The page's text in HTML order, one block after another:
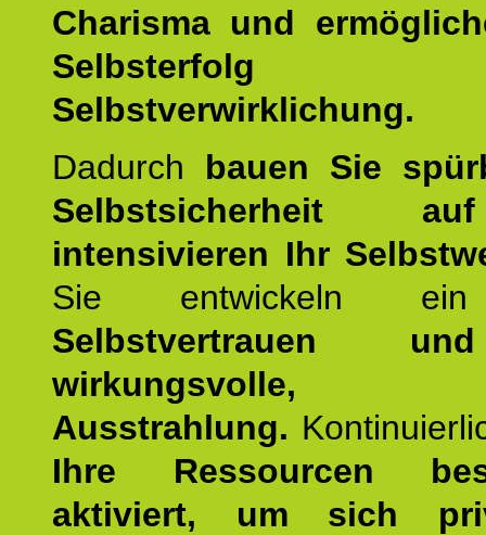
Charisma und
Selbstverwirklichung.
Dadurch bauen Sie
Selbstsicherheit
intensivieren Ihr
Sie entwickeln ein
Selbstvertrauen
wirkungsvolle,
Ausstrahlung.
Ihre Ressourcen
aktiviert, um sich